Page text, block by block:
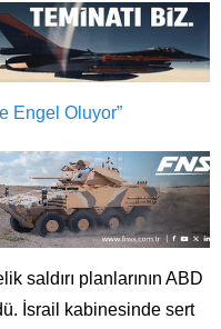
saldırı planlarının ABD
İsrail kabinesinde sert